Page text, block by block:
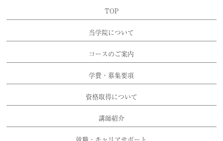
TOP
当学院について
コースのご案内
学費・募集要項
資格取得について
講師紹介